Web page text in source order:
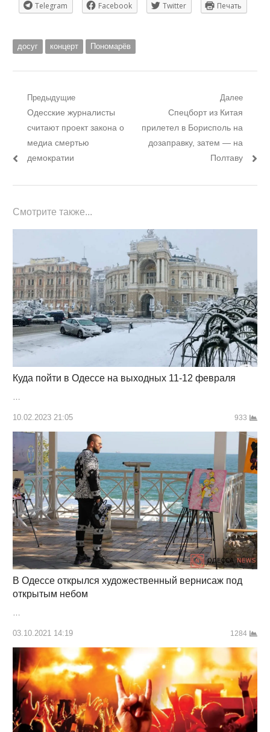
Telegram Facebook Twitter Печать
досуг концерт Пономарёв
Навигация
записям
Предыдущие
Предыдущий
пост:
Одесские журналисты
считают проект закона о
медиа смертью
демократии
Далее
Следующий
пост:
Спецборт из Китая
прилетел в Борисполь на
дозаправку, затем — на
Полтаву
Смотрите также...
Куда пойти в Одессе на выходных 11-12 февраля
…
10.02.2023 21:05 933
В Одессе открылся художественный вернисаж под
открытым небом
…
03.10.2021 14:19 1284